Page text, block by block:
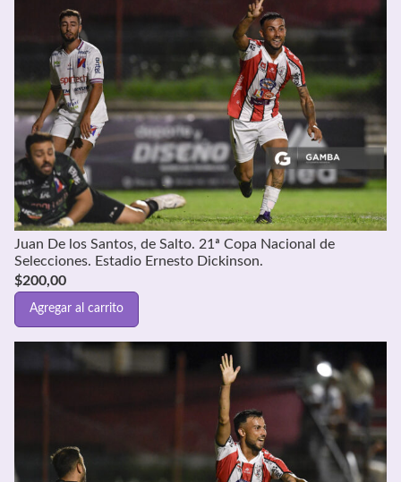
Juan De los Santos, de Salto. 21ª Copa Nacional de
Selecciones. Estadio Ernesto Dickinson.
$200,00
Agregar al carrito